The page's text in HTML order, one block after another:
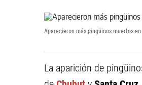
Aparecieron más pingüinos muertos
La aparición de